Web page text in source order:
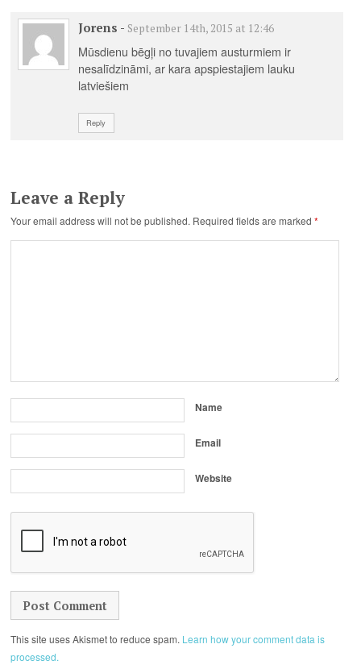
Jorens - September 14th, 2015 at 12:46
Mūsdienu bēgļi no tuvajiem austurmiem ir
nesalīdzināmi, ar kara apspiestajiem lauku
latviešiem
Reply
Leave a Reply
Your email address will not be published. Required fields are marked*
Name
Email
Website
This site uses Akismet to reduce spam. Learn how your comment data is
processed.